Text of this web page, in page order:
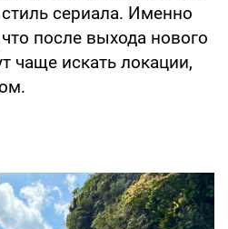
сериала. Именно
после выхода нового
чаще искать локации,